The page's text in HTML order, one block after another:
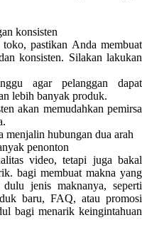
konsisten
pastikan Anda membuat
konsisten. Silakan lakukan
agar pelanggan dapat
lebih banyak produk.
akan memudahkan pemirsa
menjalin hubungan dua arah
penonton
video, tetapi juga bakal
bagi membuat makna yang
jenis maknanya, seperti
baru, FAQ, atau promosi
bagi menarik keingintahuan